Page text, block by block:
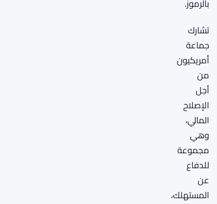
بالرموز.
تشارك
جماعة
أمريكيون
من
أجل
الإصلاح
المالي،
وهي
مجموعة
للدفاع
عن
المستهلك،